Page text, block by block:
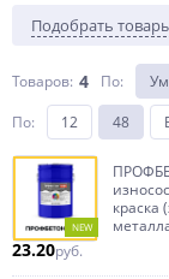
Подобрать
Товаров: 4 По:
По: 12 48
NEW
краска
23.20руб.